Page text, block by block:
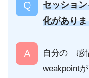
セッショ
化があり
自分の「感
weakpoint